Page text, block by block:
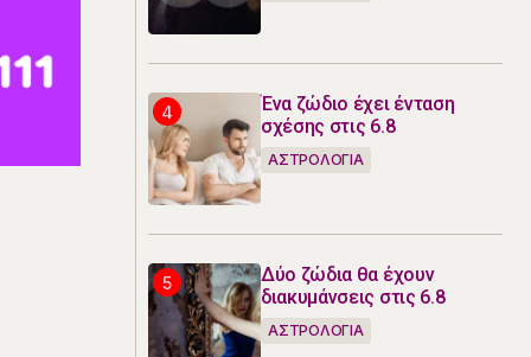
Ένα ζώδιο έχει ένταση
σχέσης στις 6.8
ΑΣΤΡΟΛΟΓΙΑ
Δύο ζώδια θα έχουν
διακυμάνσεις στις 6.8
ΑΣΤΡΟΛΟΓΙΑ